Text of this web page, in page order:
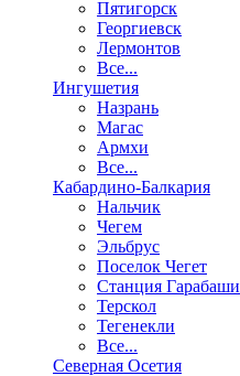
Пятигорск
Георгиевск
Лермонтов
Все...
Ингушетия
Назрань
Магас
Армхи
Все...
Кабардино-Балкария
Нальчик
Чегем
Эльбрус
Поселок Чегет
Станция Гарабаши
Терскол
Тегенекли
Все...
Северная Осетия